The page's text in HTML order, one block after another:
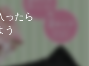
ったら
う